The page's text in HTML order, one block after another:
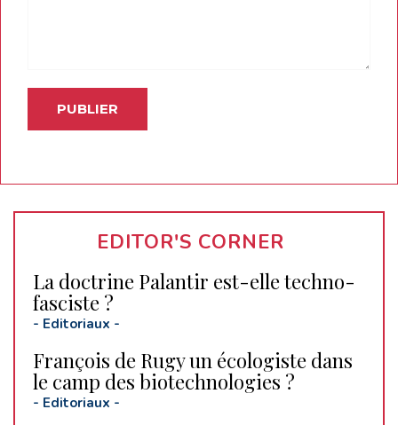
EDITOR'S CORNER
La doctrine Palantir est-elle techno-
fasciste ?
- Editoriaux -
François de Rugy un écologiste dans
le camp des biotechnologies ?
- Editoriaux -